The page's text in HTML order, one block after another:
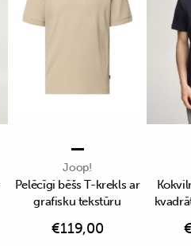
Joop!
Pelēcīgi bēšs T-krekls ar
grafisku tekstūru
€119,00